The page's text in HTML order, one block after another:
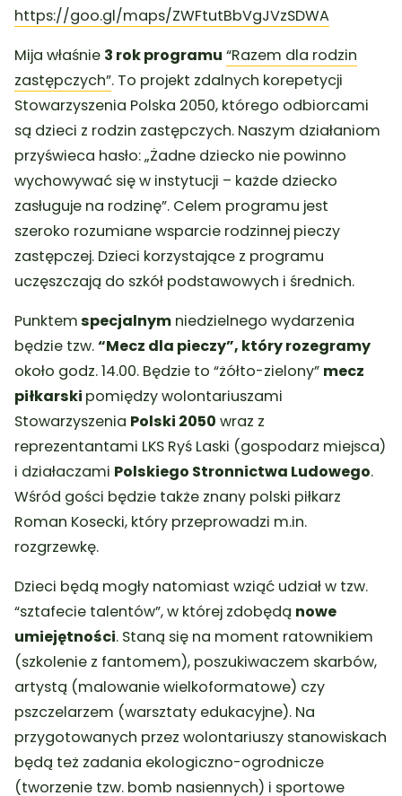
https://goo.gl/maps/ZWFtutBbVgJVzSDWA
Mija właśnie 3 rok programu “Razem dla rodzin
zastępczych”. To projekt zdalnych korepetycji
Stowarzyszenia Polska 2050, którego odbiorcami
są dzieci z rodzin zastępczych. Naszym działaniom
przyświeca hasło: „Żadne dziecko nie powinno
wychowywać się w instytucji – każde dziecko
zasługuje na rodzinę”. Celem programu jest
szeroko rozumiane wsparcie rodzinnej pieczy
zastępczej. Dzieci korzystające z programu
uczęszczają do szkół podstawowych i średnich.
Punktemspecjalnym niedzielnego wydarzenia
będzie tzw.“Mecz dla pieczy”, który rozegramy
około godz. 14.00. Będzie to “żółto-zielony” mecz
piłkarski pomiędzy wolontariuszami
Stowarzyszenia Polski 2050 wraz z
reprezentantami LKS Ryś Laski (gospodarz miejsca)
i działaczami Polskiego Stronnictwa Ludowego.
Wśród gości będzie także znany polski piłkarz
Roman Kosecki, który przeprowadzi m.in.
rozgrzewkę.
Dzieci będą mogły natomiast wziąć udział w tzw.
“sztafecie talentów”, w której zdobędą nowe
umiejętności. Staną się na moment ratownikiem
(szkolenie z fantomem), poszukiwaczem skarbów,
artystą (malowanie wielkoformatowe) czy
pszczelarzem (warsztaty edukacyjne). Na
przygotowanych przez wolontariuszy stanowiskach
będą też zadania ekologiczno-ogrodnicze
(tworzenie tzw. bomb nasiennych) i sportowe